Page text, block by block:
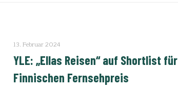
13. Februar 2024
YLE: „Ellas Reisen“ auf Shortlist für
Finnischen Fernsehpreis